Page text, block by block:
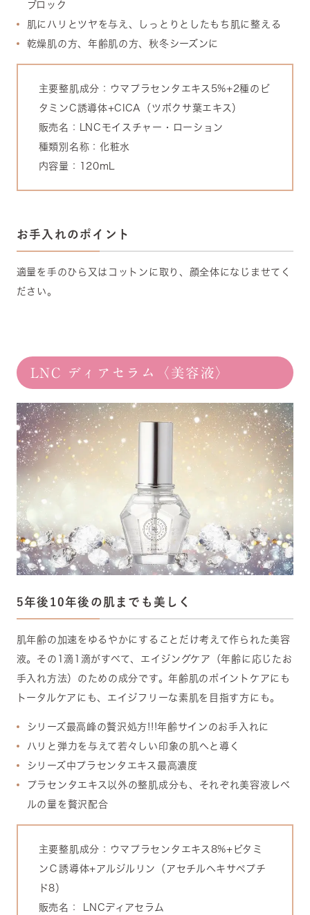
ブロック
肌にハリとツヤを与え、しっとりとしたもち肌に整える
乾燥肌の方、年齢肌の方、秋冬シーズンに
主要整肌成分：ウマプラセンタエキス5%+2種のビ
タミンC誘導体+CICA（ツボクサ葉エキス）
販売名：LNCモイスチャー・ローション
種類別名称：化粧水
内容量：120mL
お手入れのポイント
適量を手のひら又はコットンに取り、顔全体になじませてく
ださい。
LNC ディアセラム〈美容液〉
5年後10年後の肌までも美しく
肌年齢の加速をゆるやかにすることだけ考えて作られた美容
液。その1滴1滴がすべて、エイジングケア（年齢に応じたお
手入れ方法）のための成分です。年齢肌のポイントケアにも
トータルケアにも、エイジフリーな素肌を目指す方にも。
シリーズ最高峰の贅沢処方!!!年齢サインのお手入れに
ハリと弾力を与えて若々しい印象の肌へと導く
シリーズ中プラセンタエキス最高濃度
プラセンタエキス以外の整肌成分も、それぞれ美容液レベ
ルの量を贅沢配合
主要整肌成分：ウマプラセンタエキス8%+ビタミ
ンＣ誘導体+アルジルリン（アセチルヘキサペプチ
ド8）
販売名： LNCディアセラム